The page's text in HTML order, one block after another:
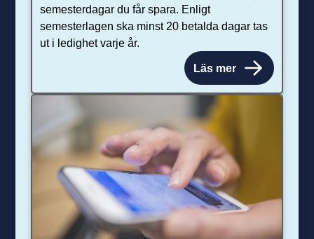
semesterdagar du får spara. Enligt
semesterlagen ska minst 20 betalda dagar tas
ut i ledighet varje år.
Läs mer